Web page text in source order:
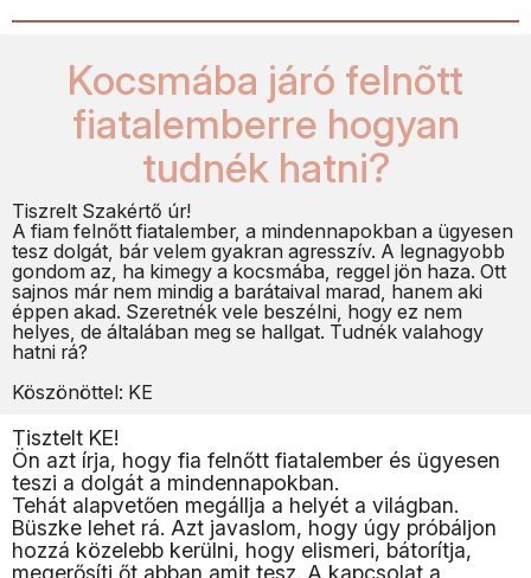
Kocsmába járó felnõtt
fiatalemberre hogyan
tudnék hatni?
Tiszrelt Szakértő úr!
A fiam felnőtt fiatalember, a mindennapokban a ügyesen
tesz dolgát, bár velem gyakran agresszív. A legnagyobb
gondom az, ha kimegy a kocsmába, reggel jön haza. Ott
sajnos már nem mindig a barátaival marad, hanem aki
éppen akad. Szeretnék vele beszélni, hogy ez nem
helyes, de általában meg se hallgat. Tudnék valahogy
hatni rá?
Köszönöttel: KE
Tisztelt KE!
Ön azt írja, hogy fia felnőtt fiatalember és ügyesen
teszi a dolgát a mindennapokban.
Tehát alapvetően megállja a helyét a világban.
Büszke lehet rá. Azt javaslom, hogy úgy próbáljon
hozzá közelebb kerülni, hogy elismeri, bátorítja,
megerősíti őt abban amit tesz. A kapcsolat a